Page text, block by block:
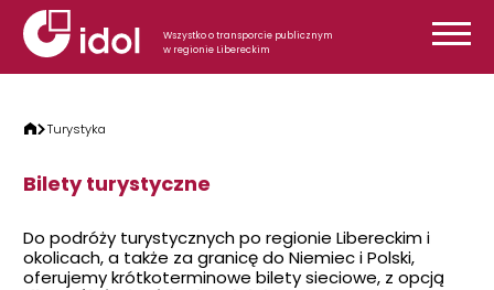
Przejdź do treści
Wszystko o transporcie publicznym
w regionie Libereckim
Turystyka
Bilety turystyczne
Do podróży turystycznych po regionie Libereckim i
okolicach, a także za granicę do Niemiec i Polski,
oferujemy krótkoterminowe bilety sieciowe, z opcją